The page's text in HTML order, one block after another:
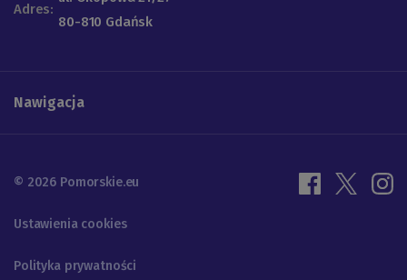
Adres:
80-810 Gdańsk
Nawigacja
© 2026 Pomorskie.eu
Ustawienia cookies
Polityka prywatności